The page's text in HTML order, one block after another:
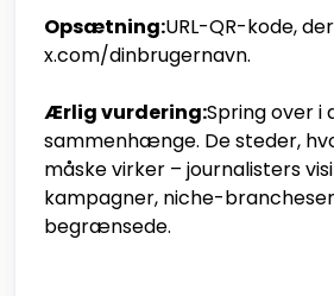
Opsætning:URL-QR-kode,
x.com/dinbrugernavn.
Ærlig vurdering:Spring over i
sammenhænge. De steder,
måske virker – journalisters
kampagner, niche-
begrænsede.